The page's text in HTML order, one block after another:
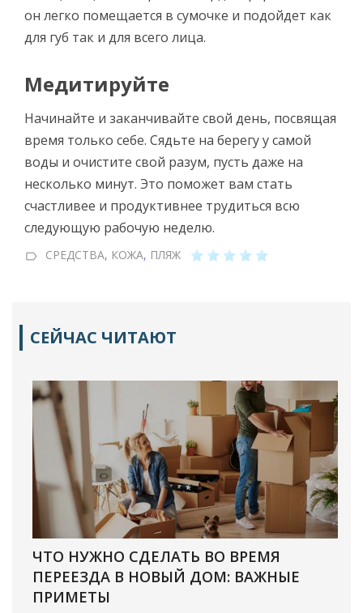
он легко помещается в сумочке и подойдет как
для губ так и для всего лица.
Медитируйте
Начинайте и заканчивайте свой день, посвящая
время только себе. Сядьте на берегу у самой
воды и очистите свой разум, пусть даже на
несколько минут. Это поможет вам стать
счастливее и продуктивнее трудиться всю
следующую рабочую неделю.
СРЕДСТВА, КОЖА, ПЛЯЖ
СЕЙЧАС ЧИТАЮТ
ЧТО НУЖНО СДЕЛАТЬ ВО ВРЕМЯ
ПЕРЕЕЗДА В НОВЫЙ ДОМ: ВАЖНЫЕ
ПРИМЕТЫ